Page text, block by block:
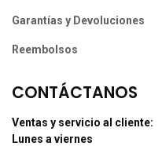
Garantías y Devoluciones
Reembolsos
CONTÁCTANOS
Ventas y servicio al cliente:
Lunes a viernes